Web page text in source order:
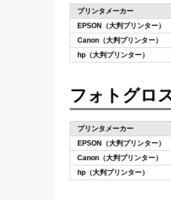
プリンタメーカー
EPSON（大判プリンター）
Canon（大判プリンター）
hp（大判プリンター）
フォトグロ
プリンタメーカー
EPSON（大判プリンター）
Canon（大判プリンター）
hp（大判プリンター）